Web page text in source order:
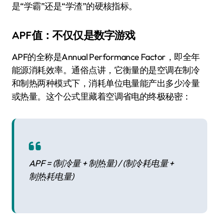
是“学霸”还是“学渣”的硬核指标。
APF值：不仅仅是数字游戏
APF的全称是Annual Performance Factor，即全年
能源消耗效率。通俗点讲，它衡量的是空调在制冷
和制热两种模式下，消耗单位电量能产出多少冷量
或热量。这个公式里藏着空调省电的终极秘密：
APF = (制冷量 + 制热量) / (制冷耗电量 +
制热耗电量)